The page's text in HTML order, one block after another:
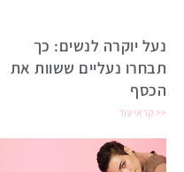
נעל יוקרה לנשים: כך
תבחרו נעליים ששוות את
הכסף
קראי עוד >>